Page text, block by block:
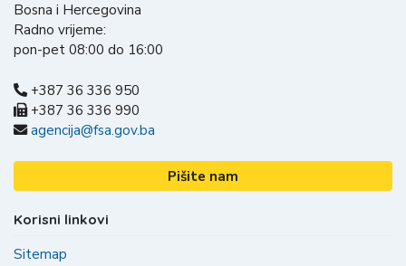
Bosna i Hercegovina
Radno vrijeme:
pon-pet 08:00 do 16:00
+387 36 336 950
+387 36 336 990
agencija@fsa.gov.ba
Pišite nam
Korisni linkovi
Sitemap